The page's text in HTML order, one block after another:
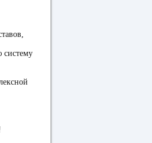
систему